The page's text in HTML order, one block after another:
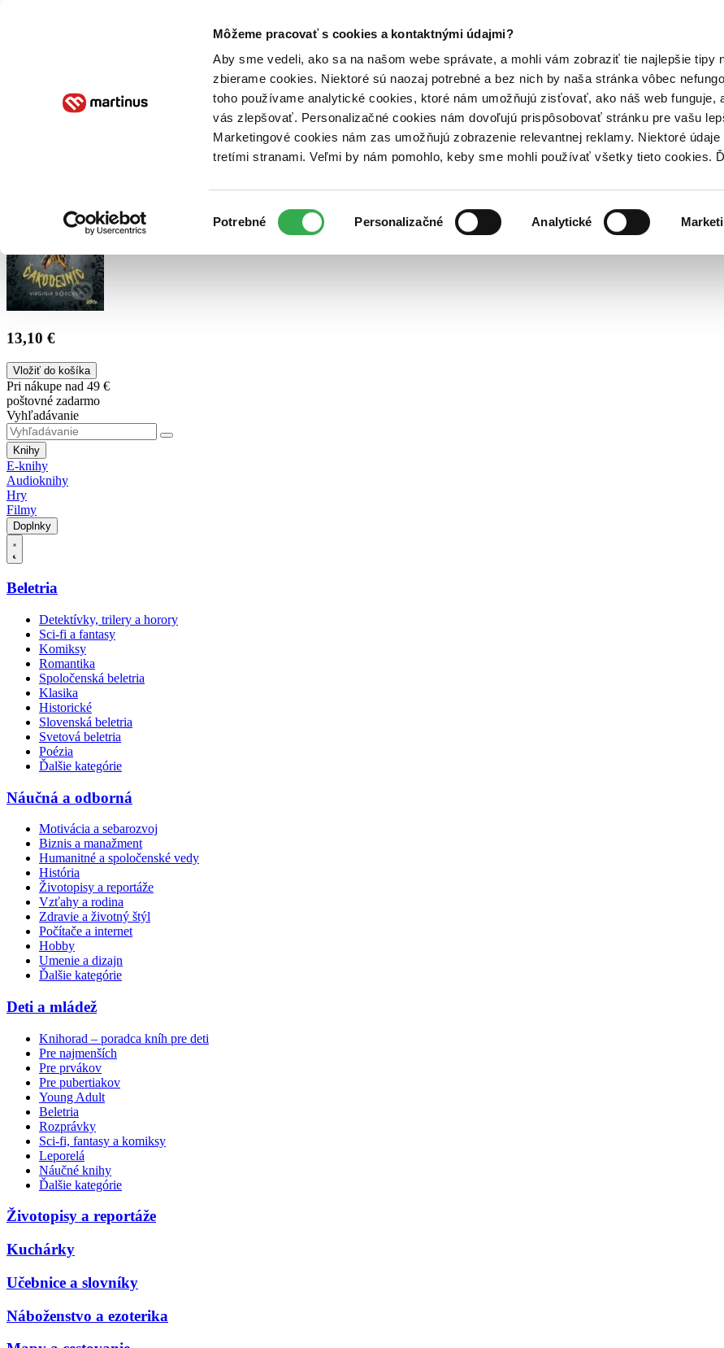
Môžeme pracovať s cookies a kontaktnými údajmi?
Aby sme vedeli, ako sa na našom webe správate, a mohli vám zobraziť tie najlepšie tipy
zbierame cookies. Niektoré sú naozaj potrebné a bez nich by naša stránka vôbec
toho používame analytické cookies, ktoré nám umožňujú zisťovať, ako náš web funguje,
vás zlepšovať. Personalizačné cookies nám dovoľujú prispôsobovať stránku pre vašu
Marketingové cookies nám zas umožňujú zobrazenie relevantnej reklamy. Niektoré
tretími stranami. Veľmi by nám pomohlo, keby sme mohli používať všetky tieto cookies.
súhlasu
Potrebné Personalizačné Analytické
Poukážky Kontakt
13,10 €
Vložiť do košíka
Pri nákupe nad 49 €
poštovné zadarmo
Vyhľadávanie
Knihy
E-knihy
Audioknihy
Hry
Filmy
Doplnky
Beletria
Detektívky, trilery a horory
Sci-fi a fantasy
Komiksy
Romantika
Spoločenská beletria
Klasika
Historické
Slovenská beletria
Svetová beletria
Poézia
Ďalšie kategórie
Náučná a odborná
Motivácia a sebarozvoj
Biznis a manažment
Humanitné a spoločenské vedy
História
Životopisy a reportáže
Vzťahy a rodina
Zdravie a životný štýl
Počítače a internet
Hobby
Umenie a dizajn
Ďalšie kategórie
Deti a mládež
Knihorad – poradca kníh pre deti
Pre najmenších
Pre prvákov
Pre pubertiakov
Young Adult
Beletria
Rozprávky
Sci-fi, fantasy a komiksy
Leporelá
Náučné knihy
Ďalšie kategórie
Životopisy a reportáže
Kuchárky
Učebnice a slovníky
Náboženstvo a ezoterika